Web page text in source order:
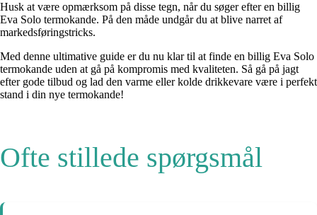
Husk at være opmærksom på disse tegn, når du søger efter en billig
Eva Solo termokande. På den måde undgår du at blive narret af
markedsføringstricks.
Med denne ultimative guide er du nu klar til at finde en billig Eva Solo
termokande uden at gå på kompromis med kvaliteten. Så gå på jagt
efter gode tilbud og lad den varme eller kolde drikkevare være i perfekt
stand i din nye termokande!
Ofte stillede spørgsmål